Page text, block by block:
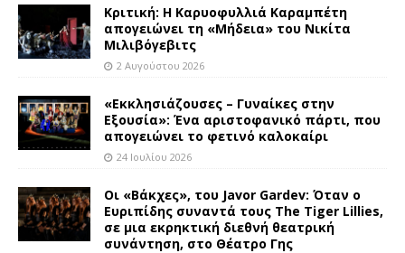
Κριτική: Η Καρυοφυλλιά Καραμπέτη
απογειώνει τη «Μήδεια» του Νικίτα
Μιλιβόγεβιτς
2 Αυγούστου 2026
«Εκκλησιάζουσες – Γυναίκες στην
Εξουσία»: Ένα αριστοφανικό πάρτι, που
απογειώνει το φετινό καλοκαίρι
24 Ιουλίου 2026
Οι «Βάκχες», του Javor Gardev: Όταν ο
Ευριπίδης συναντά τους The Tiger Lillies,
σε μια εκρηκτική διεθνή θεατρική
συνάντηση, στο Θέατρο Γης